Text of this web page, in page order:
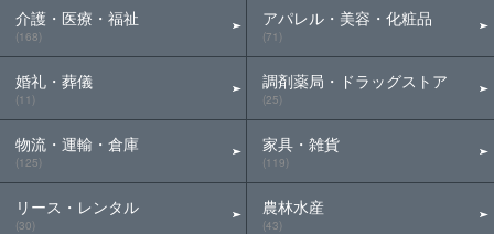
介護・医療・福祉
(168)
婚礼・葬儀
(11)
物流・運輸・倉庫
(125)
リース・レンタル
(30)
アパレル・美容・化粧品
(71)
調剤薬局・ドラッグストア
(25)
家具・雑貨
(119)
農林水産
(43)